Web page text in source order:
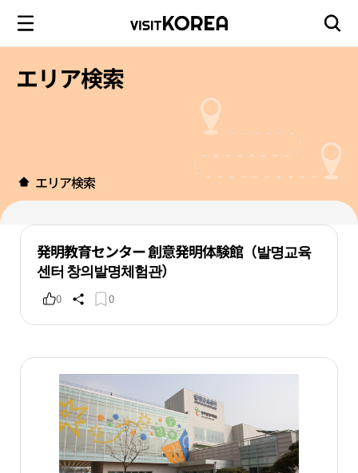
エリア検索
エリア検索
発明教育センター 創意発明体験館（발명교육
센터 창의발명체험관）
0 0